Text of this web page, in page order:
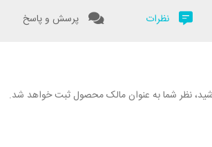
نظرات پرسش و پاسخ
نظر شما به عنوان مالک محصول ثبت خواهد شد.